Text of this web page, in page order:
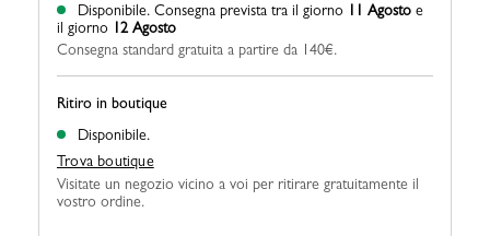
Ritiro in boutique
Disponibile.
Trova boutique
Visitate un negozio vicino a voi per ritirare gratuitamente il
vostro ordine.
Disponibile. Consegna prevista tra il giorno 11 Agosto e
il giorno 12 Agosto
Consegna standard gratuita a partire da 140€.